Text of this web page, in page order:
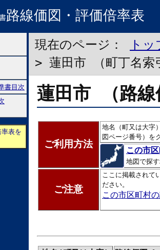
路線価図・評価倍率表
書目次
表を
現在のページ：
ト
> 蓮田市 （町丁名索
蓮田市 （路線
ご利用方法
地名（町又は大字
図ページ番号）を
この市
地図で探
ご注意
ここに掲載されて
ださい。
この市区町村